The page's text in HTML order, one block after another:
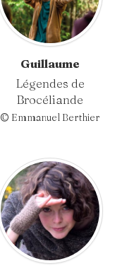
Guillaume
Légendes de
Brocéliande
© Emmanuel Berthier